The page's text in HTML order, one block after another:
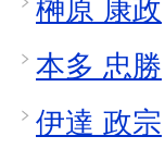
榊原 康政
本多 忠勝
伊達 政宗